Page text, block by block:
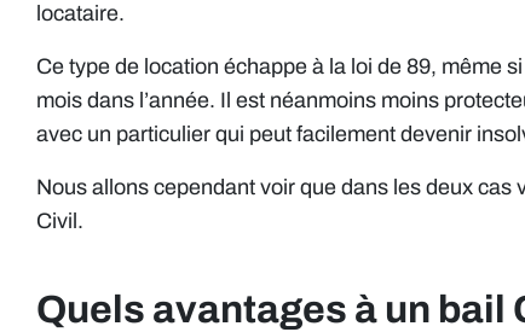
locataire.
Ce type de location échappe à la loi de 89, même
mois dans l’année. Il est néanmoins moins
avec un particulier qui peut facilement devenir
Nous allons cependant voir que dans les deux
Civil.
Quels avantages à un bail